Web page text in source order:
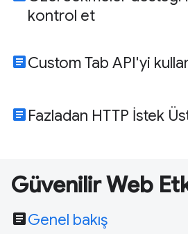
kontrol et
articleCustom Tab API'yi
article Fazladan HTTP İstek
Güvenilir Web
articleGenel bakış